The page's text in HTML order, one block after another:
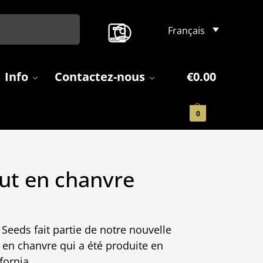
Français
Info Contactez-nous €0.00
0
en chanvre
fait partie de notre nouvelle
chanvre qui a été produite en